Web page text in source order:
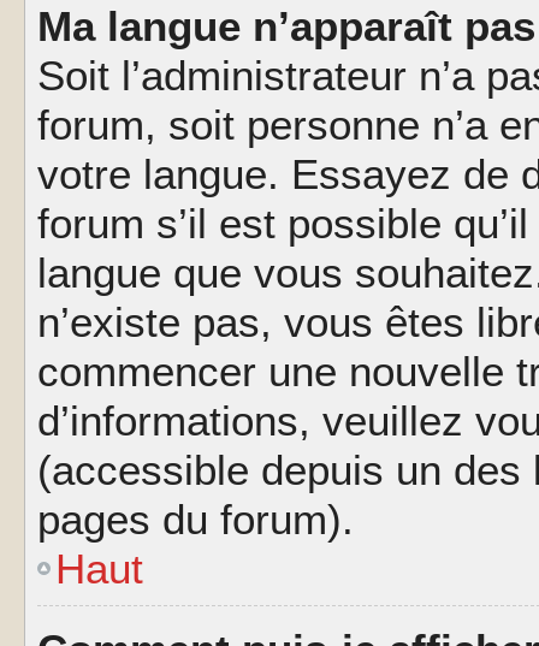
Ma langue n’apparaît
Soit l’administrateur n’a
forum, soit personne n’a
votre langue. Essayez de
forum s’il est possible
langue que vous
n’existe pas, vous êtes
commencer une nouvelle
d’informations, veuillez
(accessible depuis un
pages du forum).
Haut